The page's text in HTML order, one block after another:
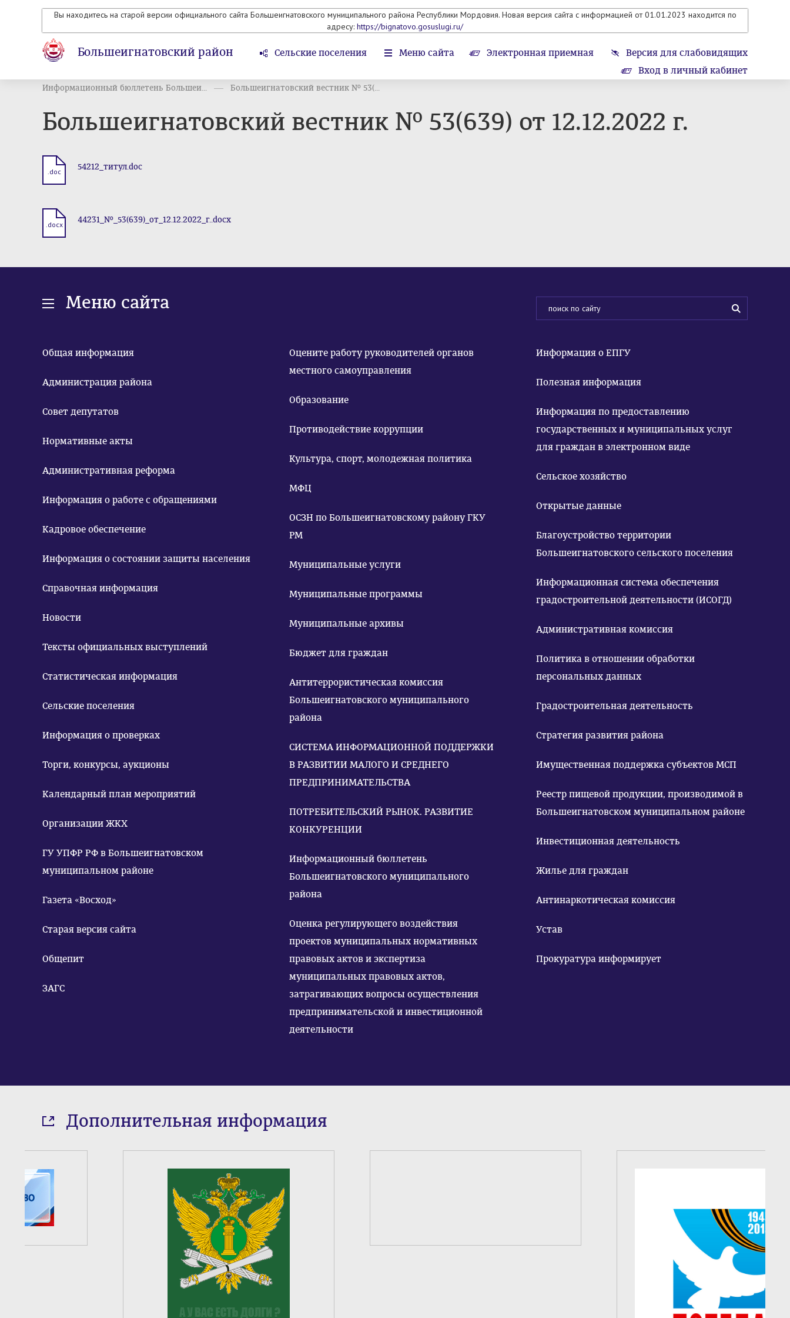
Вы находитесь на старой версии официального сайта Большеигнатовского муниципального района Республики Мордовия. Новая версия сайта с информацией от 01.01.2023 находится по
адресу: https://bignatovo.gosuslugi.ru/
Большеигнатовский район Сельские поселения Меню сайта Электронная приемная
Версия для слабовидящих
Вход в личный кабинет
Информационный бюллетень Большеи... Большеигнатовский вестник № 53(...
Большеигнатовский вестник № 53(639) от 12.12.2022 г.
.doc 54212_титул.doc
.docx 44231_№_53(639)_от_12.12.2022_г..docx
Меню сайта
Общая информация
Администрация района
Совет депутатов
Нормативные акты
Административная реформа
Информация о работе с обращениями
Кадровое обеспечение
Информация о состоянии защиты населения
Справочная информация
Новости
Тексты официальных выступлений
Статистическая информация
Сельские поселения
Информация о проверках
Торги, конкурсы, аукционы
Календарный план мероприятий
Организации ЖКХ
ГУ УПФР РФ в Большеигнатовском
муниципальном районе
Газета «Восход»
Старая версия сайта
Общепит
ЗАГС
Оцените работу руководителей органов
местного самоуправления
Образование
Противодействие коррупции
Культура, спорт, молодежная политика
МФЦ
ОСЗН по Большеигнатовскому району ГКУ
РМ
Муниципальные услуги
Муниципальные программы
Муниципальные архивы
Бюджет для граждан
Антитеррористическая комиссия
Большеигнатовского муниципального
района
СИСТЕМА ИНФОРМАЦИОННОЙ ПОДДЕРЖКИ
В РАЗВИТИИ МАЛОГО И СРЕДНЕГО
ПРЕДПРИНИМАТЕЛЬСТВА
ПОТРЕБИТЕЛЬСКИЙ РЫНОК. РАЗВИТИЕ
КОНКУРЕНЦИИ
Информационный бюллетень
Большеигнатовского муниципального
района
Оценка регулирующего воздействия
проектов муниципальных нормативных
правовых актов и экспертиза
муниципальных правовых актов,
затрагивающих вопросы осуществления
предпринимательской и инвестиционной
деятельности
Информация о ЕПГУ
Полезная информация
Информация по предоставлению
государственных и муниципальных услуг
для граждан в электронном виде
Сельское хозяйство
Открытые данные
Благоустройство территории
Большеигнатовского сельского поселения
Информационная система обеспечения
градостроительной деятельности (ИСОГД)
Административная комиссия
Политика в отношении обработки
персональных данных
Градостроительная деятельность
Стратегия развития района
Имущественная поддержка субъектов МСП
Реестр пищевой продукции, производимой в
Большеигнатовском муниципальном районе
Инвестиционная деятельность
Жилье для граждан
Антинаркотическая комиссия
Устав
Прокуратура информирует
Дополнительная информация